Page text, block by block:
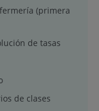
(primera
de tasas
de clases